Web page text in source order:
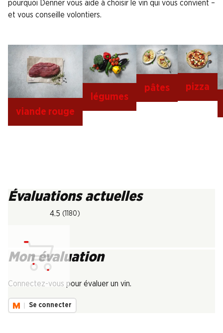
pourquoi Denner vous aide à choisir le vin qui vous convient –
et vous conseille volontiers.
viande rouge
légumes
pâtes pizza
Évaluations actuelles
4.5 (1180)
Mon évaluation
Connectez-vous pour évaluer un vin.
Se connecter